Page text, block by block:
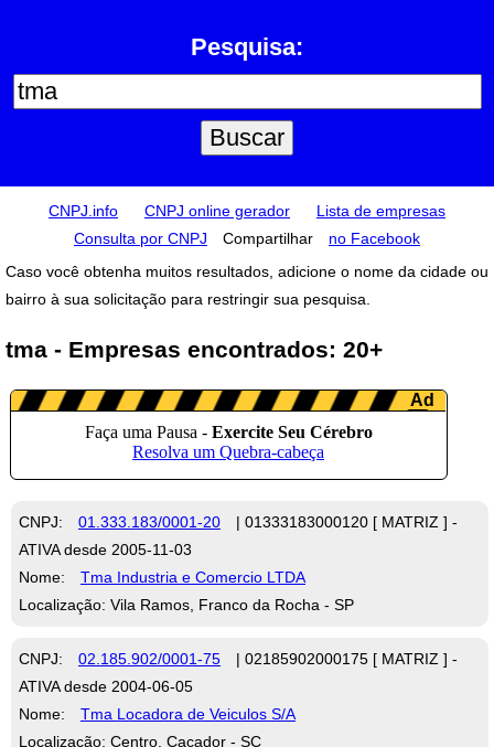
Pesquisa:
CNPJ.info CNPJ online gerador
Lista de empresas
Consulta por CNPJ
Compartilhar
no Facebook
Caso você obtenha muitos resultados, adicione o nome da cidade ou
bairro à sua solicitação para restringir sua pesquisa.
tma - Empresas encontrados: 20+
CNPJ: 01.333.183/0001-20
| 01333183000120 [ MATRIZ ] -
ATIVA desde 2005-11-03
Nome:
Tma Industria e Comercio LTDA
Localização: Vila Ramos, Franco da Rocha - SP
CNPJ: 02.185.902/0001-75
| 02185902000175 [ MATRIZ ] -
ATIVA desde 2004-06-05
Nome:
Tma Locadora de Veiculos S/A
Localização: Centro, Cacador - SC